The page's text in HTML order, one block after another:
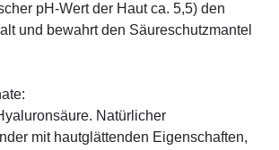
pH-Wert der Haut ca. 5,5) den
und bewahrt den Säureschutzmantel
Natürlicher
mit hautglättenden Eigenschaften,